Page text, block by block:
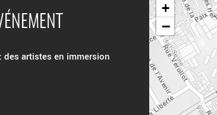
des artistes en immersion
+
−